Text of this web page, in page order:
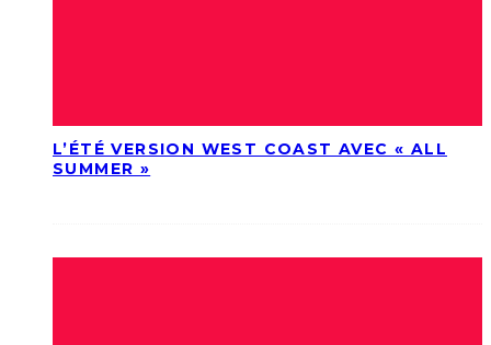
L’ÉTÉ VERSION WEST COAST AVEC « ALL
SUMMER »